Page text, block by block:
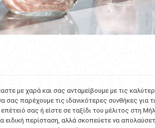
με χαρά και σας ανταμείβουμε με τις
παρέχουμε τις ιδανικότερες συνθήκες για
σας ή είστε σε ταξίδι του μέλιτος στη
ειδική περίσταση, αλλά σκοπεύετε να